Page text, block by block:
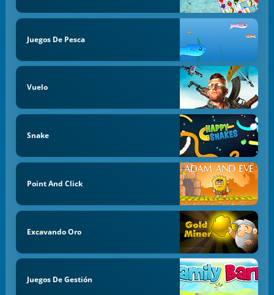
Juegos De Pesca
Vuelo
Snake
Point And Click
Excavando Oro
Juegos De Gestión